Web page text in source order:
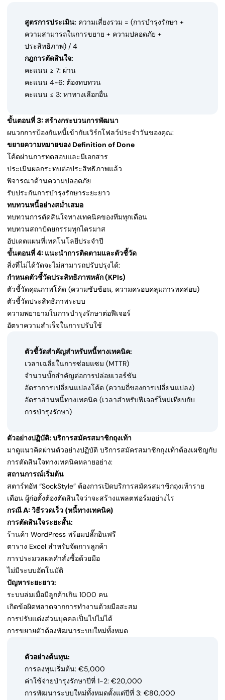
สูตรการประเมิน: ความเสี่ยงรวม = (การบำรุงรักษา +
ความสามารถในการขยาย + ความปลอดภัย +
ประสิทธิภาพ) / 4
กฎการตัดสินใจ:
คะแนน ≥ 7: ผ่าน
คะแนน 4-6: ต้องทบทวน
คะแนน ≤ 3: หาทางเลือกอื่น
ขั้นตอนที่ 3: สร้างกระบวนการพัฒนา
ผนวกการป้องกันหนี้เข้ากับเวิร์กโฟลว์ประจำวันของคุณ:
ขยายความหมายของ Definition of Done
โค้ดผ่านการทดสอบและมีเอกสาร
ประเมินผลกระทบต่อประสิทธิภาพแล้ว
พิจารณาด้านความปลอดภัย
รับประกันการบำรุงรักษาระยะยาว
ทบทวนหนี้อย่างสม่ำเสมอ
ทบทวนการตัดสินใจทางเทคนิคของทีมทุกเดือน
ทบทวนสถาปัตยกรรมทุกไตรมาส
อัปเดตแผนที่เทคโนโลยีประจำปี
ขั้นตอนที่ 4: แนะนำการติดตามและตัวชี้วัด
สิ่งที่ไม่ได้วัดจะไม่สามารถปรับปรุงได้:
กำหนดตัวชี้วัดประสิทธิภาพหลัก (KPIs)
ตัวชี้วัดคุณภาพโค้ด (ความซับซ้อน, ความครอบคลุมการทดสอบ)
ตัวชี้วัดประสิทธิภาพระบบ
ความพยายามในการบำรุงรักษาต่อฟีเจอร์
อัตราความสำเร็จในการปรับใช้
ตัวชี้วัดสำคัญสำหรับหนี้ทางเทคนิค:
เวลาเฉลี่ยในการซ่อมแซม (MTTR)
จำนวนบั๊กสำคัญต่อการปล่อยเวอร์ชัน
อัตราการเปลี่ยนแปลงโค้ด (ความถี่ของการเปลี่ยนแปลง)
อัตราส่วนหนี้ทางเทคนิค (เวลาสำหรับฟีเจอร์ใหม่เทียบกับ
การบำรุงรักษา)
ตัวอย่างปฏิบัติ: บริการสมัครสมาชิกถุงเท้า
มาดูแนวคิดผ่านตัวอย่างปฏิบัติ บริการสมัครสมาชิกถุงเท้าต้องเผชิญกับ
การตัดสินใจทางเทคนิคหลายอย่าง:
สถานการณ์เริ่มต้น
สตาร์ทอัพ “SockStyle” ต้องการเปิดบริการสมัครสมาชิกถุงเท้าราย
เดือน ผู้ก่อตั้งต้องตัดสินใจว่าจะสร้างแพลตฟอร์มอย่างไร
กรณี A: วิธีรวดเร็ว (หนี้ทางเทคนิค)
การตัดสินใจระยะสั้น:
ร้านค้า WordPress พร้อมปลั๊กอินฟรี
ตาราง Excel สำหรับจัดการลูกค้า
การประมวลผลคำสั่งซื้อด้วยมือ
ไม่มีระบบอัตโนมัติ
ปัญหาระยะยาว:
ระบบล่มเมื่อมีลูกค้าเกิน 1000 คน
เกิดข้อผิดพลาดจากการทำงานด้วยมือสะสม
การปรับแต่งส่วนบุคคลเป็นไปไม่ได้
การขยายตัวต้องพัฒนาระบบใหม่ทั้งหมด
ตัวอย่างต้นทุน:
การลงทุนเริ่มต้น: €5,000
ค่าใช้จ่ายบำรุงรักษาปีที่ 1-2: €20,000
การพัฒนาระบบใหม่ทั้งหมดตั้งแต่ปีที่ 3: €80,000